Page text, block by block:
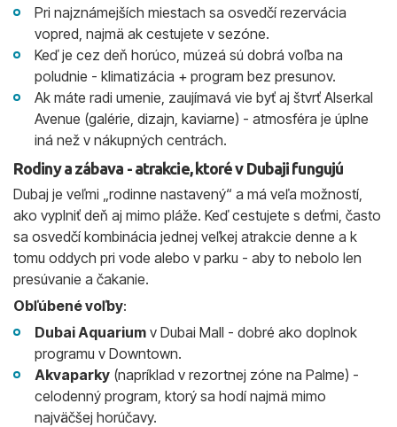
Pri najznámejších miestach sa osvedčí rezervácia
vopred, najmä ak cestujete v sezóne.
Keď je cez deň horúco, múzeá sú dobrá voľba na
poludnie - klimatizácia + program bez presunov.
Ak máte radi umenie, zaujímavá vie byť aj štvrť Alserkal
Avenue (galérie, dizajn, kaviarne) - atmosféra je úplne
iná než v nákupných centrách.
Rodiny a zábava - atrakcie, ktoré v Dubaji fungujú
Dubaj je veľmi „rodinne nastavený“ a má veľa možností,
ako vyplniť deň aj mimo pláže. Keď cestujete s deťmi, často
sa osvedčí kombinácia jednej veľkej atrakcie denne a k
tomu oddych pri vode alebo v parku - aby to nebolo len
presúvanie a čakanie.
Obľúbené voľby:
Dubai Aquarium v Dubai Mall - dobré ako doplnok
programu v Downtown.
Akvaparky (napríklad v rezortnej zóne na Palme) -
celodenný program, ktorý sa hodí najmä mimo
najväčšej horúčavy.